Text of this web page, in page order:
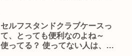
セルフスタンドクラブケースっ
て、とっても便利なのよね～
使ってる？ 使ってない人は、読